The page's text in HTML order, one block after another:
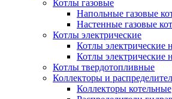
Котлы газовые
Напольные газовые
Настенные газовые
Котлы электрические
Котлы электрические
Котлы электрические
Котлы твердотопливные
Коллекторы и
Коллекторы котельные